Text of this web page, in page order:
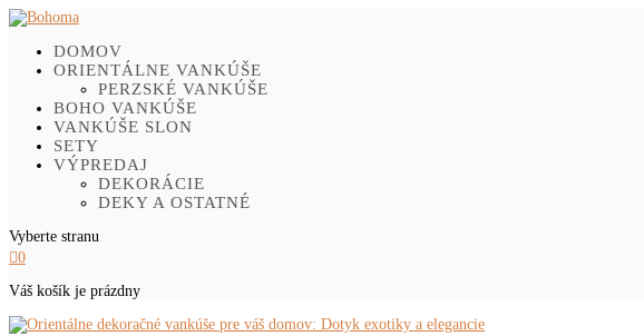
DOMOV
ORIENTÁLNE VANKÚŠE
PERZSKÉ VANKÚŠE
BOHO VANKÚŠE
VANKÚŠE SLON
SETY
VÝPREDAJ
DEKORÁCIE
DEKY A OSTATNÉ
Vyberte stranu
0
Váš košík je prázdny